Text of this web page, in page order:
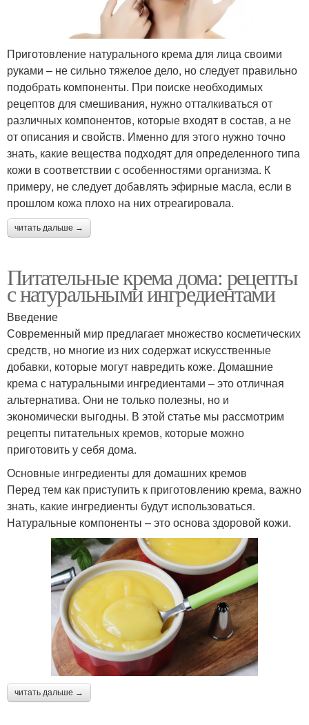
Приготовление натурального крема для лица своими
руками – не сильно тяжелое дело, но следует правильно
подобрать компоненты. При поиске необходимых
рецептов для смешивания, нужно отталкиваться от
различных компонентов, которые входят в состав, а не
от описания и свойств. Именно для этого нужно точно
знать, какие вещества подходят для определенного типа
кожи в соответствии с особенностями организма. К
примеру, не следует добавлять эфирные масла, если в
прошлом кожа плохо на них отреагировала.
читать дальше →
Питательные крема дома: рецепты
с натуральными ингредиентами
Введение
Современный мир предлагает множество косметических
средств, но многие из них содержат искусственные
добавки, которые могут навредить коже. Домашние
крема с натуральными ингредиентами – это отличная
альтернатива. Они не только полезны, но и
экономически выгодны. В этой статье мы рассмотрим
рецепты питательных кремов, которые можно
приготовить у себя дома.
Основные ингредиенты для домашних кремов
Перед тем как приступить к приготовлению крема, важно
знать, какие ингредиенты будут использоваться.
Натуральные компоненты – это основа здоровой кожи.
читать дальше →